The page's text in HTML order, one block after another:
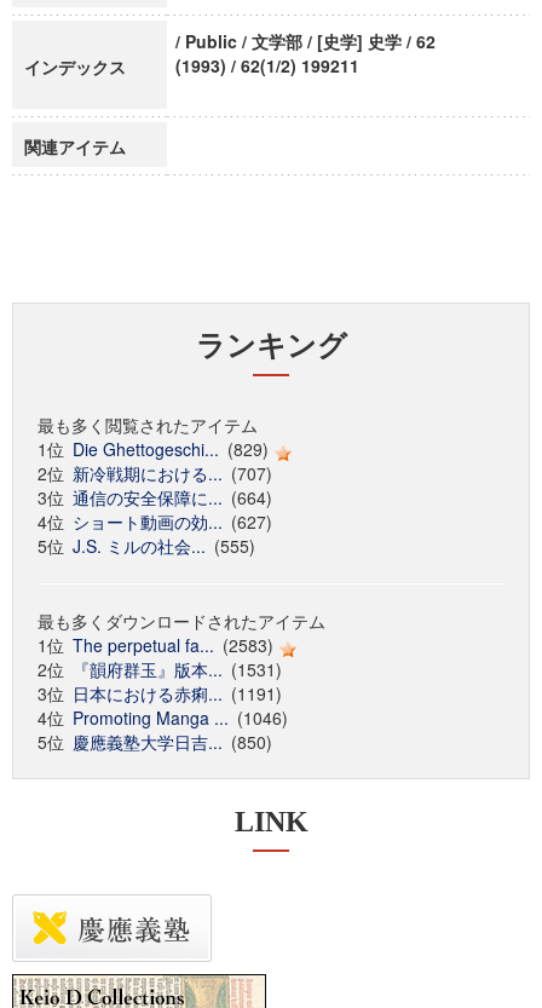
インデックス
/ Public / 文学部 / [史学] 史学 / 62
(1993) / 62(1/2) 199211
関連アイテム
ランキング
最も多く閲覧されたアイテム
1位 Die Ghettogeschi... (829)
2位 新冷戦期における... (707)
3位 通信の安全保障に... (664)
4位 ショート動画の効... (627)
5位 J.S. ミルの社会... (555)
最も多くダウンロードされたアイテム
1位 The perpetual fa... (2583)
2位
『韻府群玉』版本... (1531)
3位 日本における赤痢... (1191)
4位 Promoting Manga ... (1046)
5位 慶應義塾大学日吉... (850)
LINK